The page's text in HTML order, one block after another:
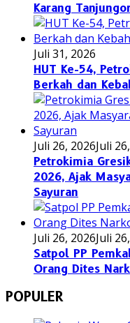
Karang
Juli 31, 2026
HUT Ke-54,
Berkah dan
Juli 26, 2026Juli
Petrokimia
2026, Ajak
Sayuran
Juli 26, 2026Juli
Satpol PP
Orang Dites
POPULER